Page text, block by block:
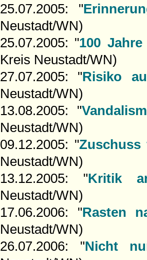
25.07.2005: "
Neustadt/WN)
25.07.2005: "100
Kreis Neustadt/WN)
27.07.2005: "Risiko
Neustadt/WN)
13.08.2005: "
Neustadt/WN)
09.12.2005: "Zuschuss
Neustadt/WN)
13.12.2005: "Kritik
Neustadt/WN)
17.06.2006: "Rasten
Neustadt/WN)
26.07.2006: "Nicht